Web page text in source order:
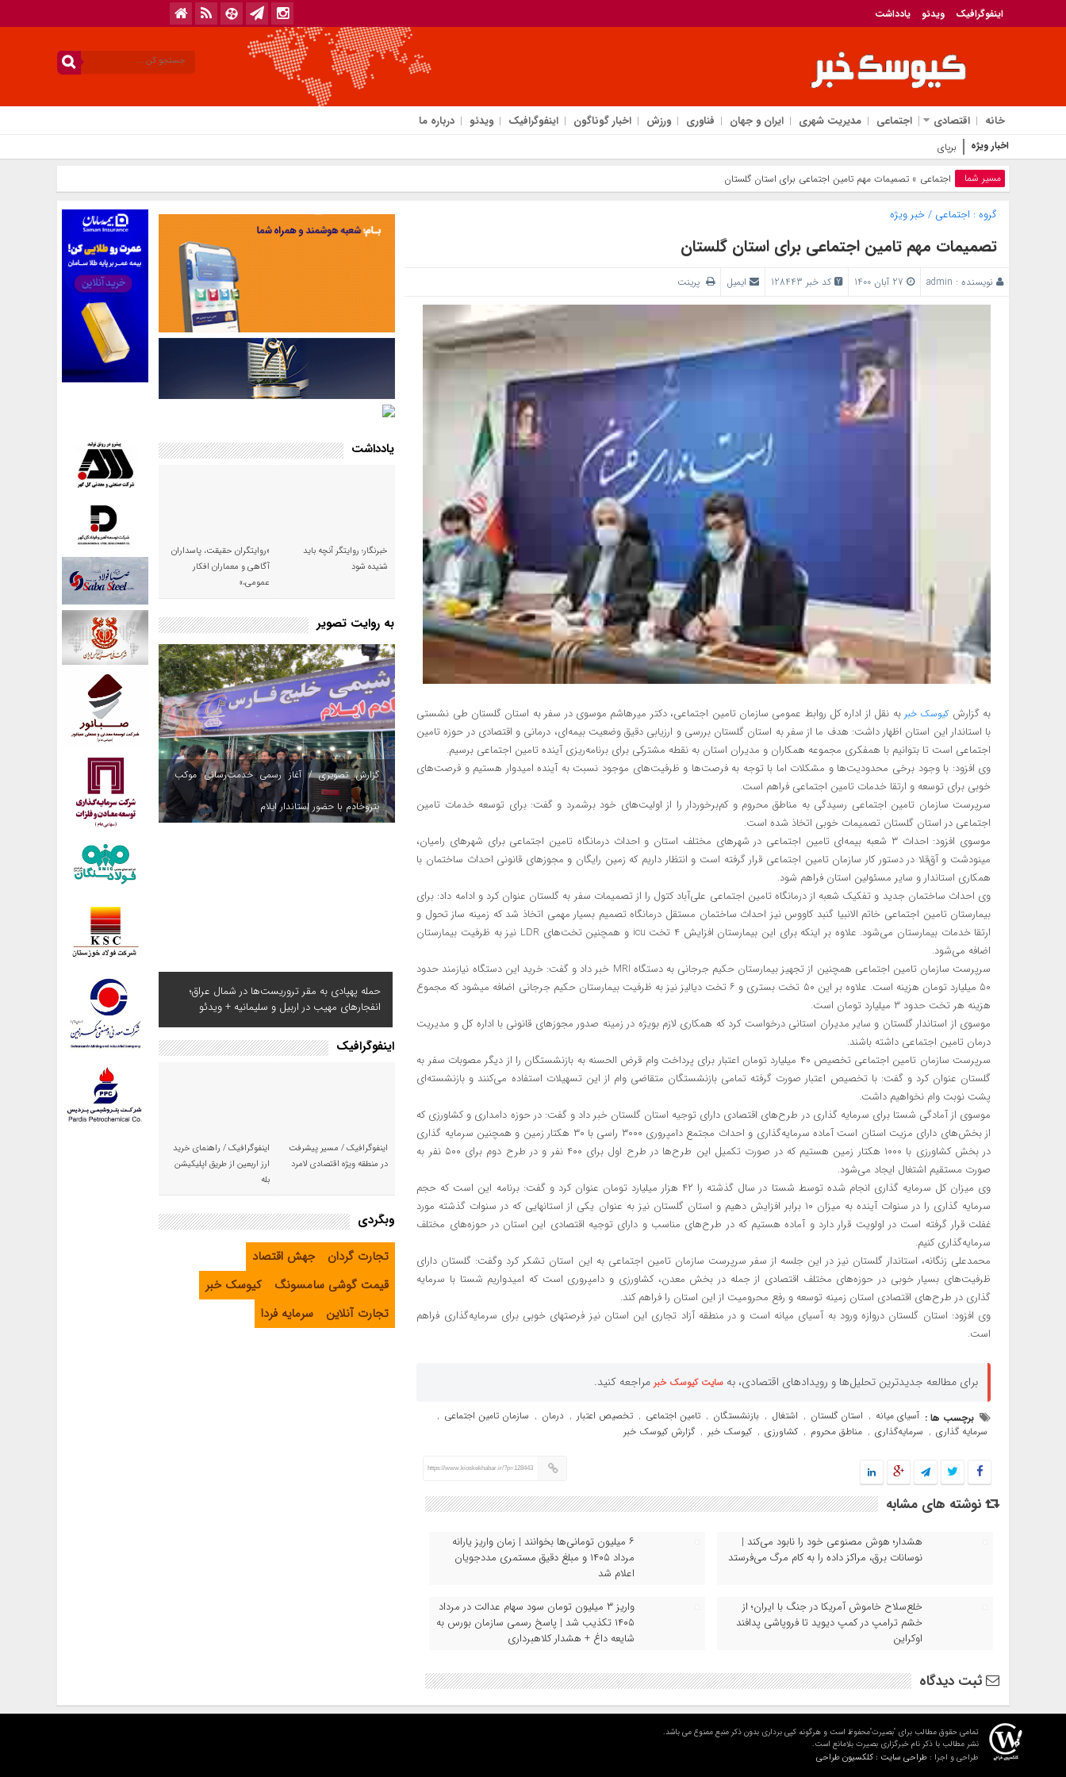
اینفوگرافیک ویدئو یادداشت
خانه اقتصادی اجتماعی مدیریت شهری ایران و جهان فناوری ورزش اخبار گوناگون اینفوگرافیک ویدئو درباره ما
اخبار ویژه برپایی میز خدمت بانک سینا د
مسیر شما اجتماعی » تصمیمات مهم تامین اجتماعی برای استان گلستان
گروه : اجتماعی /خبر ویژه
تصمیمات مهم تامین اجتماعی برای استان گلستان
نویسنده : admin کد خبر 128443 ایمیل پرینت
به گزارش کیوسک خبر به نقل از اداره کل روابط عمومی سازمان تامین اجتماعی، دکتر میرهاشم موسوی در سفر به استان گلستان طی نشستی
با استاندار این استان اظهار داشت: هدف ما از سفر به استان گلستان بررسی و ارزیابی دقیق وضعیت بیمه‌ای، درمانی و اقتصادی در حوزه تامین
اجتماعی است تا بتوانیم با همفکری مجموعه همکاران و مدیران استان به نقطه مشترکی برای برنامه‌ریزی آینده تامین اجتماعی برسیم.
وی افزود: با وجود برخی محدودیت‌ها و مشکلات اما با توجه به فرصت‌ها و ظرفیت‌های موجود نسبت به آینده امیدوار هستیم و فرصت‌های
خوبی برای توسعه و ارتقا خدمات تامین اجتماعی فراهم است.
سرپرست سازمان تامین اجتماعی رسیدگی به مناطق محروم و کم‌برخوردار را از اولیت‌های خود برشمرد و گفت: برای توسعه خدمات تامین
اجتماعی در استان گلستان تصمیمات خوبی اتخاذ شده است.
موسوی افزود: احداث ۳ شعبه بیمه‌ای تامین اجتماعی در شهرهای مختلف استان و احداث درمانگاه تامین اجتماعی برای شهرهای رامیان،
مینودشت و آق‌قلا در دستور کار سازمان تامین اجتماعی قرار گرفته است و انتظار داریم که زمین رایگان و مجوزهای قانونی احداث ساختمان با
همکاری استاندار و سایر مسئولین استان فراهم شود.
وی احداث ساختمان جدید و تفکیک شعبه از درمانگاه تامین اجتماعی علی‌آباد کتول را از تصمیمات سفر به گلستان عنوان کرد و ادامه داد: برای
بیمارستان تامین اجتماعی خاتم الانبیا گنبد کاووس نیز احداث ساختمان مستقل درمانگاه تصمیم بسیار مهمی اتخاذ شد که زمینه ساز تحول و
ارتقا خدمات بیمارستان می‌شود. علاوه بر اینکه برای این بیمارستان افزایش ۴ تخت icu و همچنین تخت‌های LDR نیز به ظرفیت بیمارستان
اضافه می‌شود.
سرپرست سازمان تامین اجتماعی همچنین از تجهیز بیمارستان حکیم جرجانی به دستگاه MRI خبر داد و گفت: خرید این دستگاه نیازمند حدود
۵۰ میلیارد تومان هزینه است. علاوه بر این ۵۰ تخت بستری و ۶ تخت دیالیز نیز به ظرفیت بیمارستان حکیم جرجانی اضافه میشود که مجموع
هزینه هر تخت حدود ۳ میلیارد تومان است.
موسوی از استاندار گلستان و سایر مدیران استانی درخواست کرد که همکاری لازم بویژه در زمینه صدور مجوزهای قانونی با اداره کل و مدیریت
درمان تامین اجتماعی داشته باشند.
سرپرست سازمان تامین اجتماعی تخصیص ۴۰ میلیارد تومان اعتبار برای پرداخت وام قرض الحسنه به بازنشستگان را از دیگر مصوبات سفر به
گلستان عنوان کرد و گفت: با تخصیص اعتبار صورت گرفته تمامی بازنشستگان متقاضی وام از این تسهیلات استفاده می‌کنند و بازنشسته‌ای
پشت نوبت وام نخواهیم داشت.
موسوی از آمادگی شستا برای سرمایه گذاری در طرح‌های اقتصادی دارای توجیه استان گلستان خبر داد و گفت: در حوزه دامداری و کشاورزی که
از بخش‌های دارای مزیت استان است آماده سرمایه‌گذاری و احداث مجتمع دامپروری ۳۰۰۰ راسی با ۳۰ هکتار زمین و همچنین سرمایه گذاری
در بخش کشاورزی با ۱۰۰۰ هکتار زمین هستیم که در صورت تکمیل این طرح‌ها در طرح اول برای ۴۰۰ نفر و در طرح دوم برای ۵۰۰ نفر به
صورت مستقیم اشتغال ایجاد می‌شود.
وی میزان کل سرمایه گذاری انجام شده توسط شستا در سال گذشته را ۴۲ هزار میلیارد تومان عنوان کرد و گفت: برنامه این است که حجم
سرمایه گذاری را در سنوات آینده به میزان ۱۰ برابر افزایش دهیم و استان گلستان نیز به عنوان یکی از استانهایی که در سنوات گذشته مورد
غفلت قرار گرفته است در اولویت قرار دارد و آماده هستیم که در طرح‌های مناسب و دارای توجیه اقتصادی این استان در حوزه‌های مختلف
سرمایه‌گذاری کنیم.
محمدعلی زنگانه، استاندار گلستان نیز در این جلسه از سفر سرپرست سازمان تامین اجتماعی به این استان تشکر کرد وگفت: گلستان دارای
ظرفیت‌های بسیار خوبی در حوزه‌های مختلف اقتصادی از جمله در بخش معدن، کشاورزی و دامپروری است که امیدواریم شستا با سرمایه
گذاری در طرح‌های اقتصادی استان زمینه توسعه و رفع محرومیت از این استان را فراهم کند.
وی افزود: استان گلستان دروازه ورود به آسیای میانه است و در منطقه آزاد تجاری این استان نیز فرصتهای خوبی برای سرمایه‌گذاری فراهم
است.
برای مطالعه جدیدترین تحلیل‌ها و رویدادهای اقتصادی، به سایت کیوسک خبر مراجعه کنید.
برچسب ها : آسیای میانه , استان گلستان , اشتغال , بازنشستگان , تامین اجتماعی , تخصیص اعتبار , درمان , سازمان تامین اجتماعی ,
سرمایه گذاری , سرمایه‌گذاری , مناطق محروم , کشاورزی , کیوسک خبر , گزارش کیوسک خبر
https://www.kioskekhabar.ir/?p=128443
نوشته های مشابه
هشدار؛ هوش مصنوعی خود را نابود می‌کند |
نوسانات برق، مراکز داده را به کام مرگ می‌فرستد
۶ میلیون تومانی‌ها بخوانند | زمان واریز یارانه
مرداد ۱۴۰۵ و مبلغ دقیق مستمری مددجویان
اعلام شد
خلع‌سلاح خاموش آمریکا در جنگ با ایران؛ از
خشم ترامپ در کمپ دیوید تا فروپاشی پدافند
اوکراین
واریز ۳ میلیون تومان سود سهام عدالت در مرداد
۱۴۰۵ تکذیب شد | پاسخ رسمی سازمان بورس به
شایعه داغ + هشدار کلاهبرداری
ثبت دیدگاه
یادداشت
خبرنگار؛ روایتگر آنچه باید
شنیده شود
«روایتگران حقیقت، پاسداران
آگاهی و معماران افکار
عمومی،»
به روایت تصویر
گزارش تصویری / آغاز رسمی خدمت‌رسانی موکب
پتروخادم با حضور استاندار ایلام
حمله پهپادی به مقر تروریست‌ها در شمال عراق؛
انفجارهای مهیب در اربیل و سلیمانیه + ویدئو
اینفوگرافیک
اینفوگرافیک / مسیر پیشرفت
در منطقه ویژه اقتصادی لامرد
اینفوگرافیک / راهنمای خرید
ارز اربعین از طریق اپلیکیشن
بله
وبگردی
تجارت گردان
جهش اقتصاد
قیمت گوشی سامسونگ
کیوسک خبر
تجارت آنلاین
سرمایه فردا
تمامی حقوق مطالب برای "بصیرت"محفوظ است و هرگونه کپی برداری بدون ذکر منبع ممنوع می باشد.
نشر مطالب با ذکر نام خبرگزاری بصیرت بلامانع است.
طراحی و اجرا : طراحی سایت : کلکسیون طراحی